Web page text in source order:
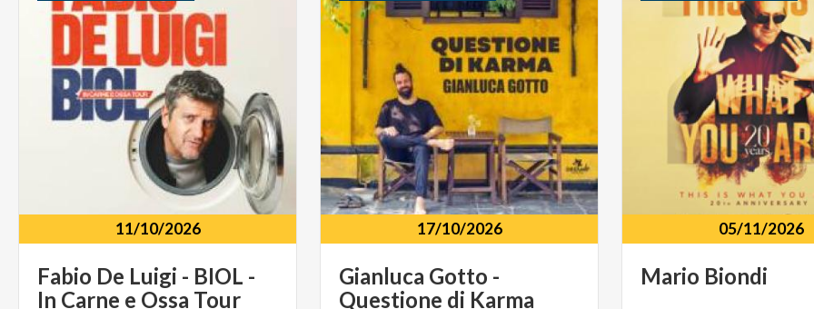
11/10/2026
Fabio De Luigi - BIOL -
In Carne e Ossa Tour
17/10/2026
Gianluca Gotto -
Questione di Karma
05/11/2026
Mario Biondi